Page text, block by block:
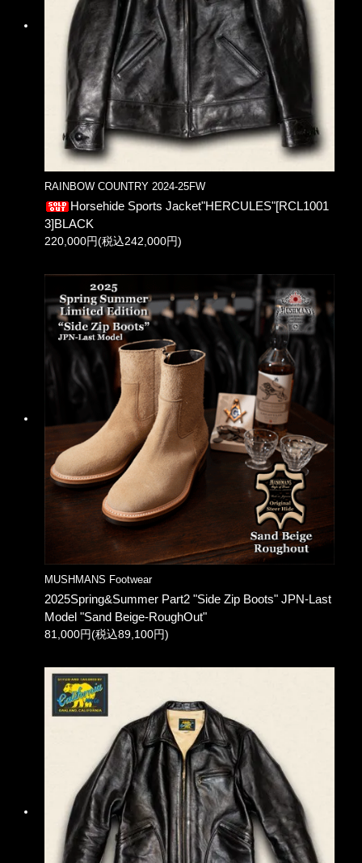
RAINBOW COUNTRY 2024-25FW
Horsehide Sports Jacket"HERCULES"[RCL1001
3]BLACK
220,000円(税込242,000円)
MUSHMANS Footwear
2025Spring&Summer Part2 "Side Zip Boots" JPN-Last
Model "Sand Beige-RoughOut"
81,000円(税込89,100円)